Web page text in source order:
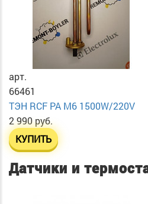
арт.
66461
ТЭН RСF PA М6 1500W/220V
2 990 руб.
КУПИТЬ
Датчики и